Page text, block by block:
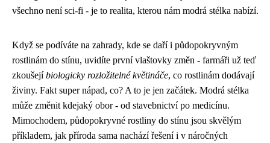
všechno není sci-fi - je to realita, kterou nám modrá stélka nabízí.
Když se podíváte na zahrady, kde se daří i půdopokryvným
rostlinám do stínu, uvidíte první vlaštovky změn - farmáři už teď
zkoušejíbiologicky rozložitelné květináče, co rostlinám dodávají
živiny. Fakt super nápad, co? A to je jen začátek. Modrá stélka
může změnit kdejaký obor - od stavebnictví po medicínu.
Mimochodem, půdopokryvné rostliny do stínu jsou skvělým
příkladem, jak příroda sama nachází řešení i v náročných